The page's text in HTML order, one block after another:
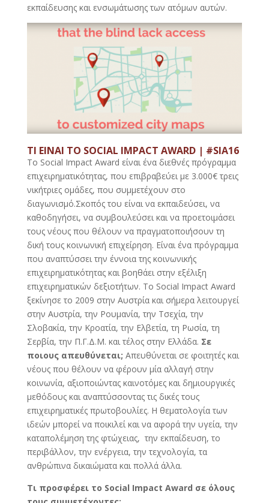
εκπαίδευσης και ενσωμάτωσης των ατόμων αυτών.
ΤΙ ΕΙΝΑΙ ΤΟ SOCIAL IMPACT AWARD | #SIA16
Το Social Impact Award είναι ένα διεθνές πρόγραμμα
επιχειρηματικότητας, που επιβραβεύει με 3.000€ τρεις
νικήτριες ομάδες, που συμμετέχουν στο
διαγωνισμό.Σκοπός του είναι να εκπαιδεύσει, να
καθοδηγήσει, να συμβουλεύσει και να προετοιμάσει
τους νέους που θέλουν να πραγματοποιήσουν τη
δική τους κοινωνική επιχείρηση. Είναι ένα πρόγραμμα
που αναπτύσσει την έννοια της κοινωνικής
επιχειρηματικότητας και βοηθάει στην εξέλιξη
επιχειρηματικών δεξιοτήτων. Το Social Impact Award
ξεκίνησε το 2009 στην Αυστρία και σήμερα λειτουργεί
στην Αυστρία, την Ρουμανία, την Τσεχία, την
Σλοβακία, την Κροατία, την Ελβετία, τη Ρωσία, τη
Σερβία, την Π.Γ.Δ.Μ. και τέλος στην Ελλάδα. Σε
ποιους απευθύνεται; Απευθύνεται σε φοιτητές και
νέους που θέλουν να φέρουν μία αλλαγή στην
κοινωνία, αξιοποιώντας καινοτόμες και δημιουργικές
μεθόδους και αναπτύσσοντας τις δικές τους
επιχειρηματικές πρωτοβουλίες. Η θεματολογία των
ιδεών μπορεί να ποικιλεί και να αφορά την υγεία, την
καταπολέμηση της φτώχειας, την εκπαίδευση, το
περιβάλλον, την ενέργεια, την τεχνολογία, τα
ανθρώπινα δικαιώματα και πολλά άλλα.
Τι προσφέρει το Social Impact Award σε όλους